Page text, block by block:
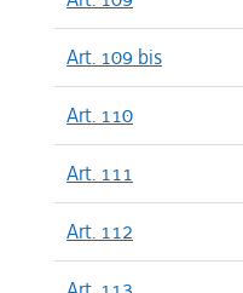
Art. 109 bis
Art. 110
Art. 111
Art. 112